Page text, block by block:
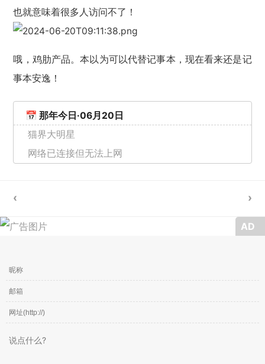
也就意味着很多人访问不了！
哦，鸡肋产品。本以为可以代替记事本，现在看来还是记
事本安逸！
📅 那年今日·06月20日
猫界大明星
网络已连接但无法上网
AD